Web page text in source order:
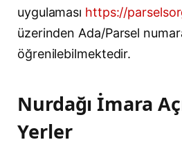
uygulaması https://
üzerinden Ada/Parsel
öğrenilebilmektedir.
Nurdağı İmara
Yerler